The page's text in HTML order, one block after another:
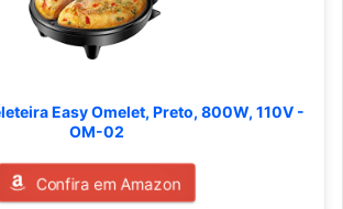
Easy Omelet, Preto, 800W, 110V -
OM-02
Confira em Amazon